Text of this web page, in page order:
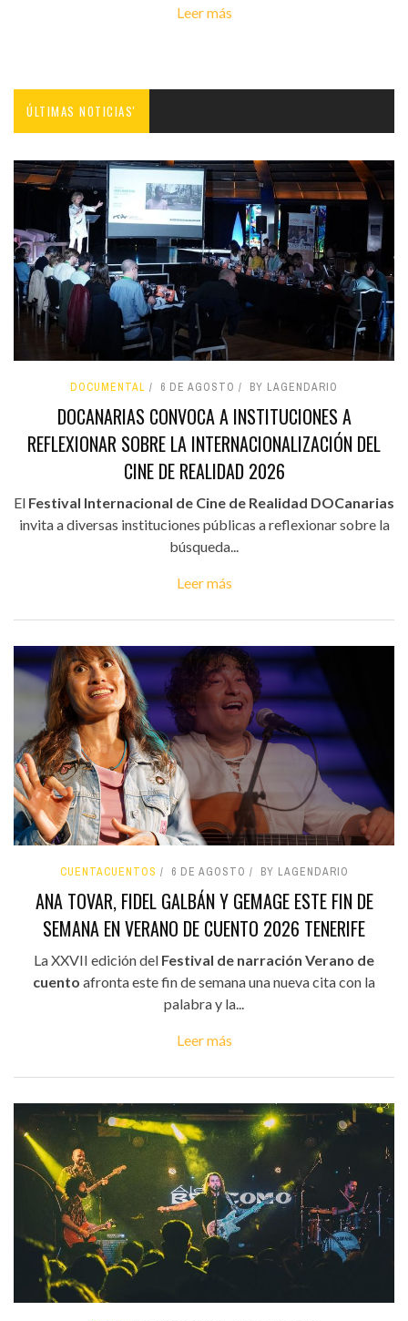
Leer más
ÚLTIMAS NOTICIAS'
DOCUMENTAL 6 DE AGOSTO BY LAGENDARIO
DOCANARIAS CONVOCA A INSTITUCIONES A
REFLEXIONAR SOBRE LA INTERNACIONALIZACIÓN DEL
CINE DE REALIDAD 2026
El Festival Internacional de Cine de Realidad DOCanarias
invita a diversas instituciones públicas a reflexionar sobre la
búsqueda...
Leer más
CUENTACUENTOS 6 DE AGOSTO BY LAGENDARIO
ANA TOVAR, FIDEL GALBÁN Y GEMAGE ESTE FIN DE
SEMANA EN VERANO DE CUENTO 2026 TENERIFE
La XXVII edición del Festival de narración Verano de
cuento afronta este fin de semana una nueva cita con la
palabra y la...
Leer más